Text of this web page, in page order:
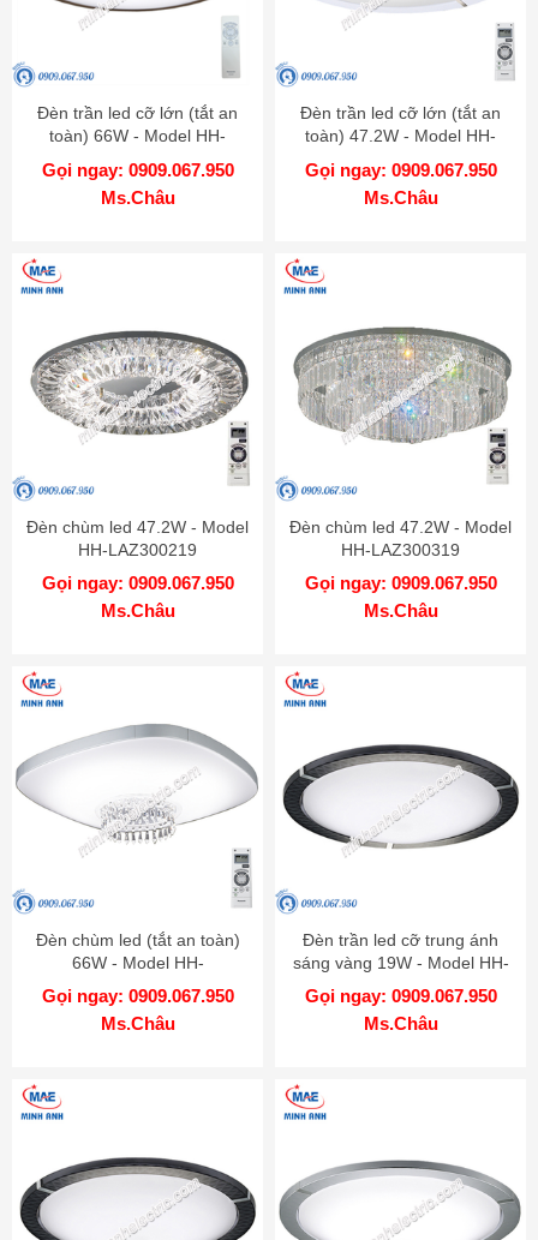
Đèn trần led cỡ lớn (tắt an
toàn) 66W - Model HH-
LAZ307588
Gọi ngay: 0909.067.950
Ms.Châu
Đèn trần led cỡ lớn (tắt an
toàn) 47.2W - Model HH-
LAZ3006K88
Gọi ngay: 0909.067.950
Ms.Châu
Đèn chùm led 47.2W - Model
HH-LAZ300219
Gọi ngay: 0909.067.950
Ms.Châu
Đèn chùm led 47.2W - Model
HH-LAZ300319
Gọi ngay: 0909.067.950
Ms.Châu
Đèn chùm led (tắt an toàn)
66W - Model HH-
LAZ5012K88
Gọi ngay: 0909.067.950
Ms.Châu
Đèn trần led cỡ trung ánh
sáng vàng 19W - Model HH-
LA152319
Gọi ngay: 0909.067.950
Ms.Châu